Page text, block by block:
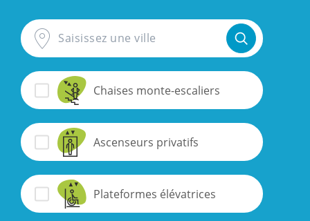
Saisissez une ville
Chaises monte-escaliers
Ascenseurs privatifs
Plateformes élévatrices